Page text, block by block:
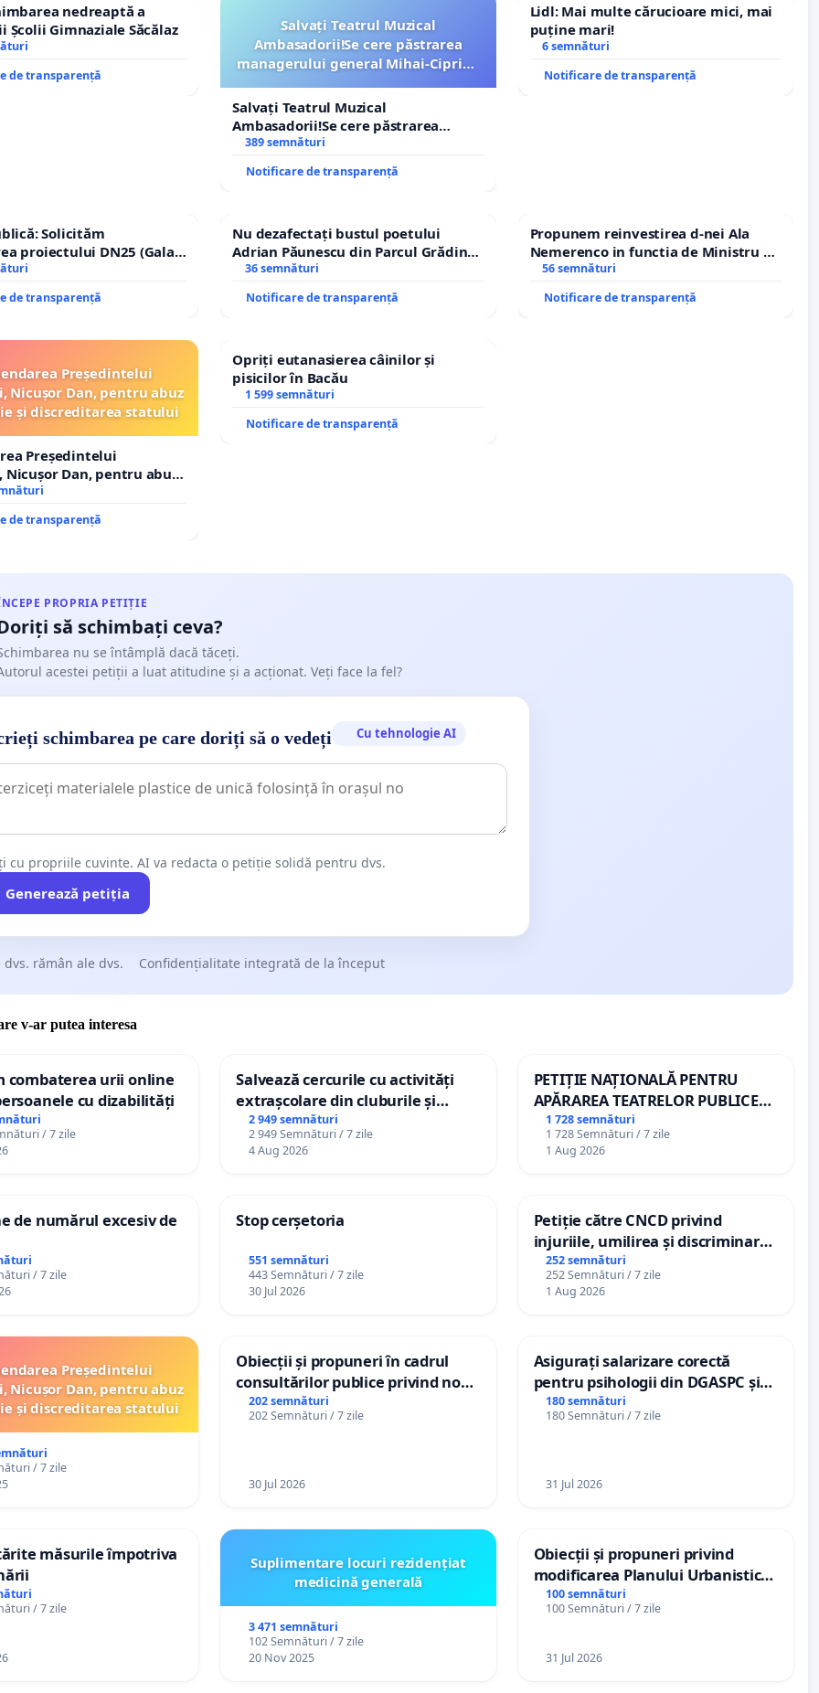
nedreaptă a
Școlii Gimnaziale Săcălaz
de transparență
Salvați Teatrul Muzical
Ambasadorii!Se cere păstrarea
managerului general Mihai-Ciprian
Salvați Teatrul Muzical
Ambasadorii!Se cere păstrarea
managerului general Mihai-Ciprian
389 semnături
Notificare de transparență
Lidl: Mai multe cărucioare mici, mai
puține mari!
6 semnături
Notificare de transparență
Solicităm
proiectului DN25 (Galați
prin devierea
de transparență
Nu dezafectați bustul poetului
Adrian Păunescu din Parcul Grădina
Icoanei! Stop cenzurii culturale!
36 semnături
Notificare de transparență
Propunem reinvestirea d-nei Ala
Nemerenco in functia de Ministru al
Sanatatii
56 semnături
Notificare de transparență
Președintelui
Nicușor Dan, pentru abuz
și discreditarea statului
Președintelui
Nicușor Dan, pentru abuz
și discreditarea statului
de transparență
Opriți eutanasierea câinilor și
pisicilor în Bacău
1 599 semnături
Notificare de transparență
PROPRIA PETIȚIE
să schimbați ceva?
nu se întâmplă dacă tăceți.
acestei petiții a luat atitudine și a acționat. Veți face la fel?
schimbarea pe care doriți să o vedeți Cu tehnologie AI
cu propriile cuvinte. AI va redacta o petiție solidă pentru dvs.
Generează petiția
dvs. rămân ale dvs. Confidențialitate integrată de la început
v-ar putea interesa
combaterea urii online
cu dizabilități
/ 7 zile
Salvează cercurile cu activități
extrașcolare din cluburile și
palatele copiilor
2 949 semnături
2 949 Semnături / 7 zile
4 Aug 2026
PETIȚIE NAȚIONALĂ PENTRU
APĂRAREA TEATRELOR PUBLICE
DE REPERTORIU DIN ROMÂNIA
1 728 semnături
1 728 Semnături / 7 zile
1 Aug 2026
de numărul excesiv de
/ 7 zile
Stop cerșetoria
551 semnături
443 Semnături / 7 zile
30 Jul 2026
Petiție către CNCD privind
injuriile, umilirea și discriminarea
persoanelor cu dizabilități de
către utilizatorul TikTok „Gorici”
252 semnături
252 Semnături / 7 zile
1 Aug 2026
Președintelui
Nicușor Dan, pentru abuz
și discreditarea statului
/ 7 zile
Obiecții și propuneri în cadrul
consultărilor publice privind noul
Plan Urbanistic General (PUG)
Ialoveni
202 semnături
202 Semnături / 7 zile
30 Jul 2026
Asigurați salarizare corectă
pentru psihologii din DGASPC și
spitale
180 semnături
180 Semnături / 7 zile
31 Jul 2026
măsurile împotriva
/ 7 zile
Suplimentare locuri rezidențiat
medicină generală
3 471 semnături
102 Semnături / 7 zile
20 Nov 2025
Obiecții și propuneri privind
modificarea Planului Urbanistic
General al orașului Ialoveni
100 semnături
100 Semnături / 7 zile
31 Jul 2026